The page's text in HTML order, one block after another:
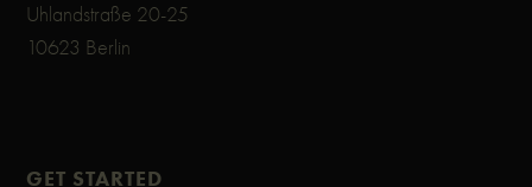
GET STARTED
Uhlandstraße 20-25
10623 Berlin